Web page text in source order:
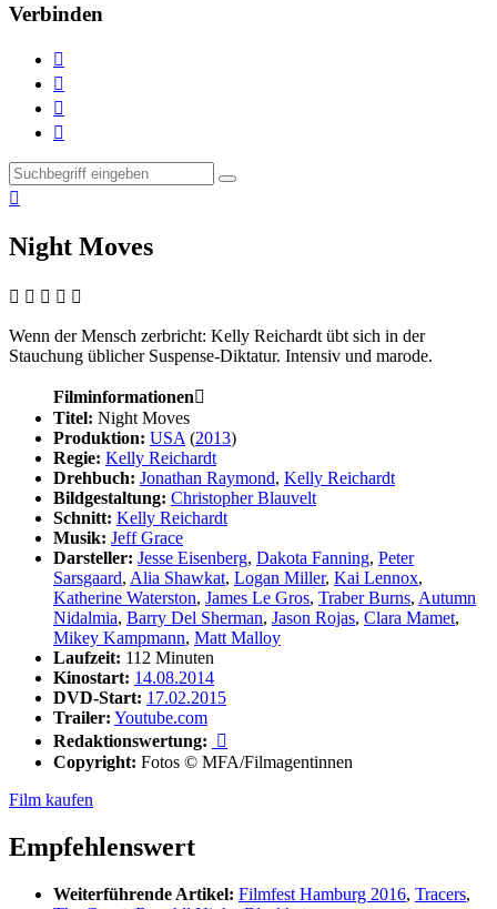
Verbinden





Night Moves
    
Wenn der Mensch zerbricht: Kelly Reichardt übt sich in der
Stauchung üblicher Suspense-Diktatur. Intensiv und marode.
Filminformationen
Titel: Night Moves
Produktion: USA (2013)
Regie: Kelly Reichardt
Drehbuch: Jonathan Raymond, Kelly Reichardt
Bildgestaltung: Christopher Blauvelt
Schnitt: Kelly Reichardt
Musik: Jeff Grace
Darsteller: Jesse Eisenberg, Dakota Fanning, Peter
Sarsgaard, Alia Shawkat, Logan Miller, Kai Lennox,
Katherine Waterston, James Le Gros, Traber Burns, Autumn
Nidalmia, Barry Del Sherman, Jason Rojas, Clara Mamet,
Mikey Kampmann, Matt Malloy
Laufzeit: 112 Minuten
Kinostart: 14.08.2014
DVD-Start: 17.02.2015
Trailer: Youtube.com
Redaktionswertung:

Copyright: Fotos © MFA/Filmagentinnen
Film kaufen
Empfehlenswert
Weiterführende Artikel: Filmfest Hamburg 2016, Tracers,